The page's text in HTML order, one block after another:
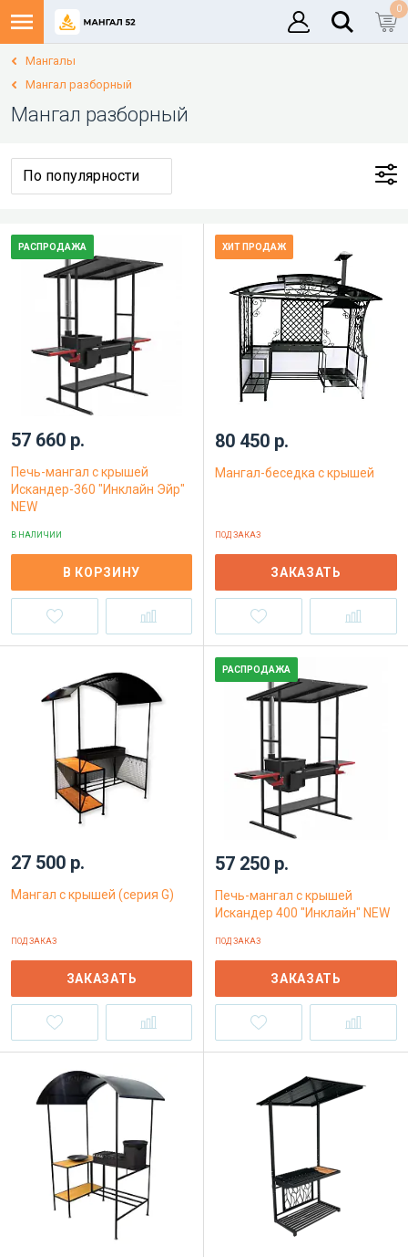
0
Мангалы
Мангал разборный
Мангал разборный
57 660 р.
Печь-мангал с крышей
Искандер-360 "Инклайн Эйр"
NEW
В НАЛИЧИИ
В КОРЗИНУ
РАСПРОДАЖА
80 450 р.
Мангал-беседка с крышей
ПОД ЗАКАЗ
ЗАКАЗАТЬ
ХИТ ПРОДАЖ
27 500 р.
Мангал с крышей (серия G)
ПОД ЗАКАЗ
ЗАКАЗАТЬ
57 250 р.
Печь-мангал с крышей
Искандер 400 "Инклайн" NEW
ПОД ЗАКАЗ
ЗАКАЗАТЬ
РАСПРОДАЖА